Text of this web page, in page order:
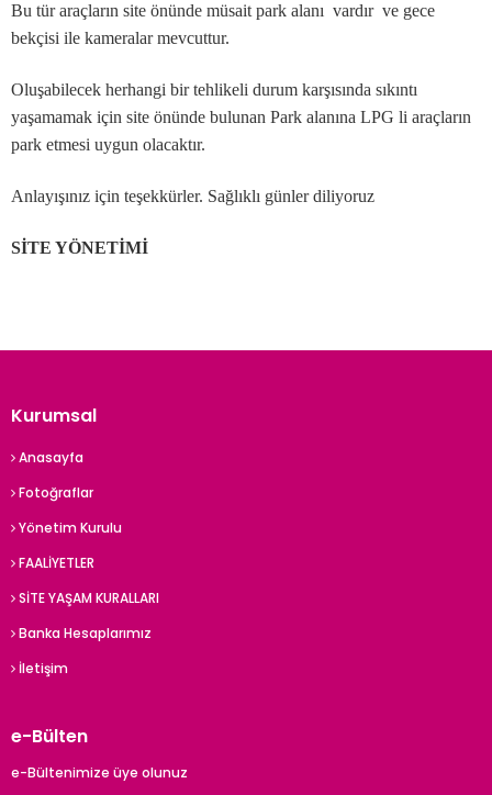
Bu tür araçların site önünde müsait park alanı vardır ve gece
bekçisi ile kameralar mevcuttur.
Oluşabilecek herhangi bir tehlikeli durum karşısında sıkıntı
yaşamamak için site önünde bulunan Park alanına LPG li araçların
park etmesi uygun olacaktır.
Anlayışınız için teşekkürler. Sağlıklı günler diliyoruz
SİTE YÖNETİMİ
Kurumsal
Anasayfa
Fotoğraflar
Yönetim Kurulu
FAALİYETLER
SİTE YAŞAM KURALLARI
Banka Hesaplarımız
İletişim
e-Bülten
e-Bültenimize üye olunuz